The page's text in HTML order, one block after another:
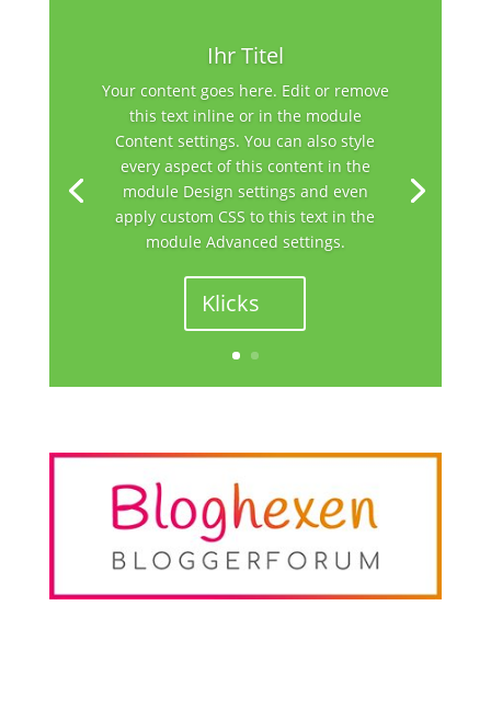
Ihr Titel
Your content goes here. Edit or remove
this text inline or in the module
Content settings. You can also style
every aspect of this content in the
module Design settings and even
apply custom CSS to this text in the
module Advanced settings.
Klicks